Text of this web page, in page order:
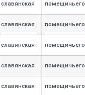
славянская помещичьего
славянская помещичьего
славянская помещичьего
славянская помещичьего
славянская помещичьего